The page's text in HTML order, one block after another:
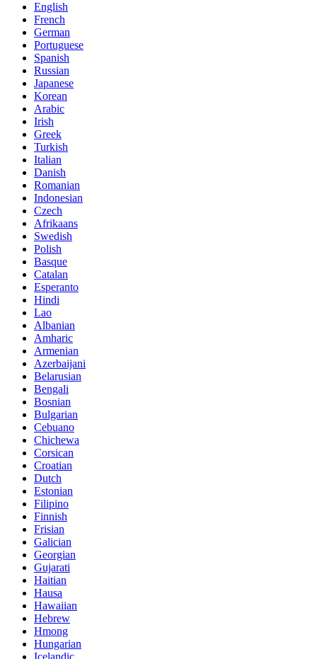
English
French
German
Portuguese
Spanish
Russian
Japanese
Korean
Arabic
Irish
Greek
Turkish
Italian
Danish
Romanian
Indonesian
Czech
Afrikaans
Swedish
Polish
Basque
Catalan
Esperanto
Hindi
Lao
Albanian
Amharic
Armenian
Azerbaijani
Belarusian
Bengali
Bosnian
Bulgarian
Cebuano
Chichewa
Corsican
Croatian
Dutch
Estonian
Filipino
Finnish
Frisian
Galician
Georgian
Gujarati
Haitian
Hausa
Hawaiian
Hebrew
Hmong
Hungarian
Icelandic